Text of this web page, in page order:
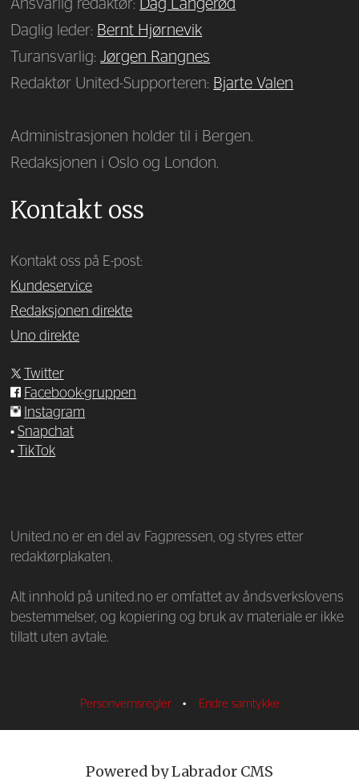
Ansvarlig redaktør: Dag Langerød
Daglig leder: Bernt Hjørnevik
Turansvarlig:Jørgen Rangnes
Redaktør United-Supporteren: Bjarte Valen
Administrasjonen holder til i Bergen.
Redaksjonen i Oslo og London.
Kontakt oss
Kontakt oss på E-post:
Kundeservice
Redaksjonen direkte
Uno direkte
Twitter
Facebook-gruppen
Instagram
•Snapchat
•
TikTok
United.no er en del av Fagpressen, og styres etter
redaktørplakaten.
Alt innhold på united.no er omfattet av åndsverkslovens
bestemmelser, og kopiering og bruk av materiale er ikke
tillatt uten avtale.
Personvernsregler • Endre samtykke
Powered by Labrador CMS